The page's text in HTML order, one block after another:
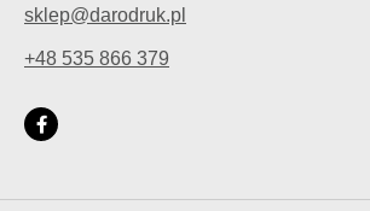
sklep@darodruk.pl
+48 535 866 379